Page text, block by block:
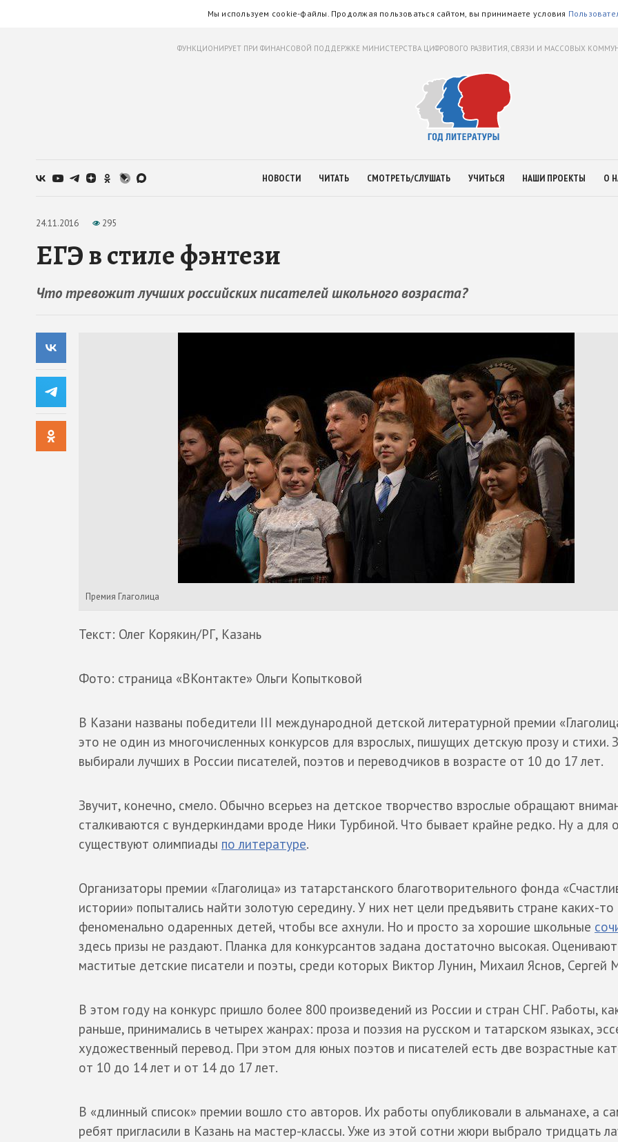
Мы используем cookie-файлы. Продолжая пользоваться сайтом, вы принимаете условия
ФУНКЦИОНИРУЕТ ПРИ ФИНАНСОВОЙ ПОДДЕРЖКЕ МИНИСТЕРСТВА ЦИФРОВОГО РАЗВИТИЯ, СВЯЗИ И МАССОВЫХ
НОВОСТИ ЧИТАТЬ СМОТРЕТЬ/СЛУШАТЬ УЧИТЬСЯ НАШИ ПРОЕКТЫ О
24.11.2016 295
ЕГЭ в стиле фэнтези
Что тревожит лучших российских писателей школьного возраста?
Премия Глаголица
Текст: Олег Корякин/РГ, Казань
Фото: страница «ВКонтакте» Ольги Копытковой
В Казани названы победители III международной детской литературной премии
это не один из многочисленных конкурсов для взрослых, пишущих детскую прозу и стихи.
выбирали лучших в России писателей, поэтов и переводчиков в возрасте от 10 до 17 лет.
Звучит, конечно, смело. Обычно всерьез на детское творчество взрослые обращают
сталкиваются с вундеркиндами вроде Ники Турбиной. Что бывает крайне редко. Ну а для
существуют олимпиады по литературе.
Организаторы премии «Глаголица» из татарстанского благотворительного фонда
истории» попытались найти золотую середину. У них нет цели предъявить стране каких-то
феноменально одаренных детей, чтобы все ахнули. Но и просто за хорошие школьные
здесь призы не раздают. Планка для конкурсантов задана достаточно высокая.
маститые детские писатели и поэты, среди которых Виктор Лунин, Михаил Яснов, Сергей
В этом году на конкурс пришло более 800 произведений из России и стран СНГ. Работы,
раньше, принимались в четырех жанрах: проза и поэзия на русском и татарском языках,
художественный перевод. При этом для юных поэтов и писателей есть две возрастные
от 10 до 14 лет и от 14 до 17 лет.
В «длинный список» премии вошло сто авторов. Их работы опубликовали в альманахе, а
ребят пригласили в Казань на мастер-классы. Уже из этой сотни жюри выбрало тридцать